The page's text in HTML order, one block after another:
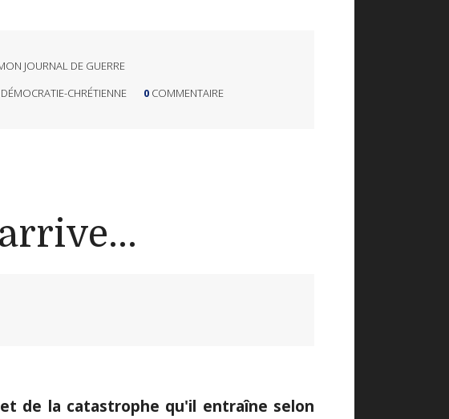
JOURNAL DE GUERRE
DÉMOCRATIE-CHRÉTIENNE 0 COMMENTAIRE
de la catastrophe qu'il entraîne selon